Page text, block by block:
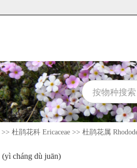
>> 杜鹃花科 Ericaceae >> 杜鹃花属
(yì cháng dù juān)